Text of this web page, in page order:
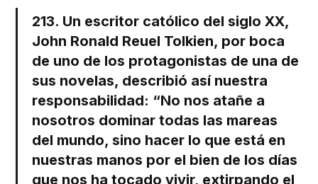
213. Un escritor católico del siglo XX,
John Ronald Reuel Tolkien, por boca
de uno de los protagonistas de una de
sus novelas, describió así nuestra
responsabilidad: “No nos atañe a
nosotros dominar todas las mareas
del mundo, sino hacer lo que está en
nuestras manos por el bien de los días
que nos ha tocado vivir, extirpando el